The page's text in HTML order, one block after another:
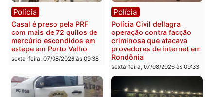
apresenta documentos
que comprovam
transparência e legalidade
na operação alvo da PF
sexta-feira, 07/08/2026 às 12:24
400 quilos de drogas e
prende motorista em RO
sexta-feira, 07/08/2026 às